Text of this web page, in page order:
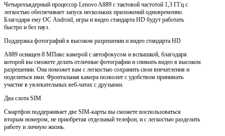
Четырехъядерный процессор Lenovo A889 с тактовой частотой 1,3 ГГц с
легкостью обеспечивает запуск нескольких приложений одновременно.
Благодаря ему ОС Android, игры и видео стандарта HD будут работать
быстро и без пауз.
Поддержка фотографий в высоком разрешении и видео стандарта HD
A889 оснащен 8 МПикс камерой с автофокусом и вспышкой, благодаря
которой вы сможете делать отличные фотографии и снимать видео в высоком
разрешении. Она поможет вам с легкостью сохранить свои впечатления и
поделиться ими. Фронтальная камера позволит с удобством принимать
участие в увлекательных веб-чатах с друзьями.
Два слота SIM
Смартфон поддерживает две SIM-карты вы сможете воспользоваться
вторым номером, не приобретая отдельный телефон, и с легкостью разделить
работу и личную жизнь.